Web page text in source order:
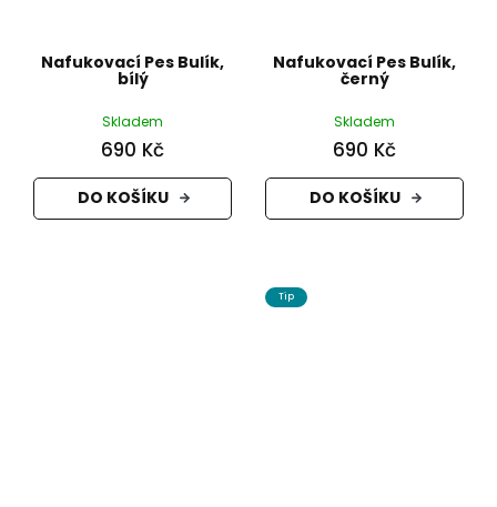
Nafukovací Pes Bulík,
bílý
Skladem
690 Kč
DO KOŠÍKU
Nafukovací Pes Bulík,
černý
Skladem
690 Kč
DO KOŠÍKU
Tip